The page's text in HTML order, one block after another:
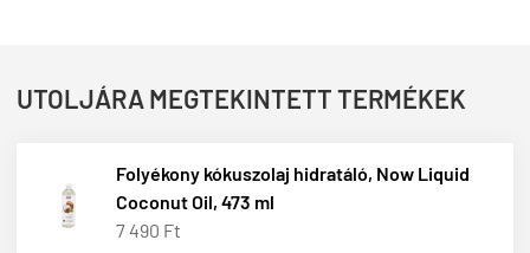
UTOLJÁRA MEGTEKINTETT TERMÉKEK
Folyékony kókuszolaj hidratáló, Now Liquid
Coconut Oil, 473 ml
7 490 Ft